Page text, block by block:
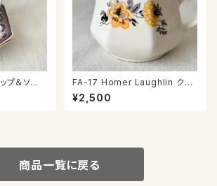
FA-17 Homer Laughlin クリ
ーマー
¥2,500
商品一覧に戻る